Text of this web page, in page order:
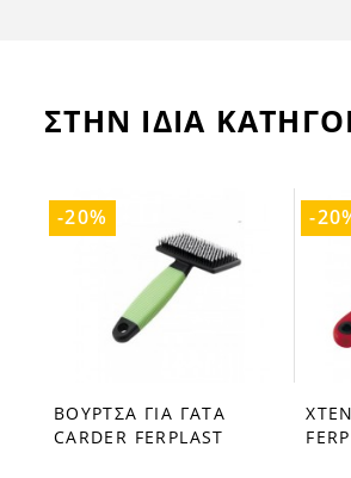
ΣΤΗΝ ΙΔΙΑ
favorite_border
ΒΟΥΡΤΣΑ ΓΙΑ ΓΑΤΑ
CARDER FERPLAST
-20% -